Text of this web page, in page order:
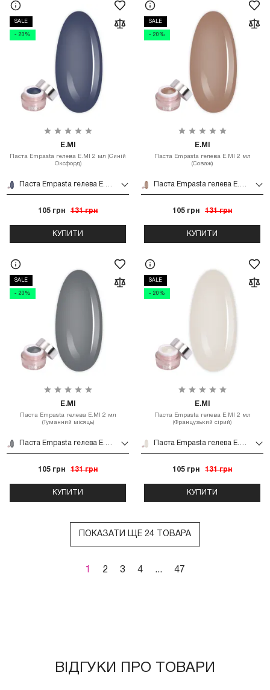
SALE
- 20%
E.MI
Паста Empasta гелева E.MI 2 мл (Синій
Оксфорд)
Паста Empasta гелева E.MI 2 мл (Синій Оксфорд)
105 грн 131 грн
КУПИТИ
SALE
- 20%
E.MI
Паста Empasta гелева E.MI 2 мл
(Соваж)
Паста Empasta гелева E.MI 2 мл (Соваж)
105 грн 131 грн
КУПИТИ
SALE
- 20%
E.MI
Паста Empasta гелева E.MI 2 мл
(Туманний місяць)
Паста Empasta гелева E.MI 2 мл (Туманний місяць)
105 грн 131 грн
КУПИТИ
SALE
- 20%
E.MI
Паста Empasta гелева E.MI 2 мл
(Французький сірий)
Паста Empasta гелева E.MI 2 мл (Французький сірий)
105 грн 131 грн
КУПИТИ
ПОКАЗАТИ ЩЕ 24 ТОВАРА
1 2 3 4 ... 47
ВІДГУКИ ПРО ТОВАРИ